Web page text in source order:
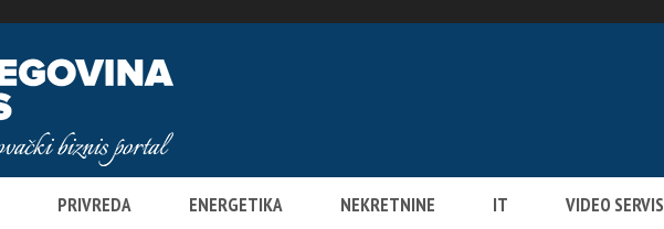
PRIVREDA ENERGETIKA NEKRETNINE IT VIDEO SERVIS